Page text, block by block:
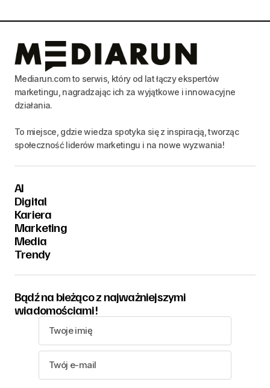
Mediarun.com to serwis, który od lat łączy ekspertów
marketingu, nagradzając ich za wyjątkowe i innowacyjne
działania.
To miejsce, gdzie wiedza spotyka się z inspiracją, tworząc
społeczność liderów marketingu i na nowe wyzwania!
AI
Digital
Kariera
Marketing
Media
Trendy
Bądź na bieżąco z najważniejszymi
wiadomościami!